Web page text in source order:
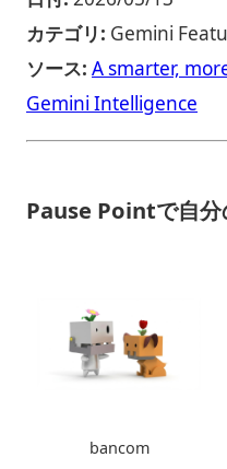
カテゴリ: Gemini
ソース: A smarter,
Gemini Intelligence
Pause Pointで自分
bancom